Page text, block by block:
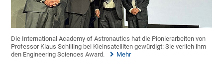
Die International Academy of Astronautics hat die Pionierarbeiten von
Professor Klaus Schilling bei Kleinsatelliten gewürdigt: Sie verlieh ihm
den Engineering Sciences Award.
Mehr